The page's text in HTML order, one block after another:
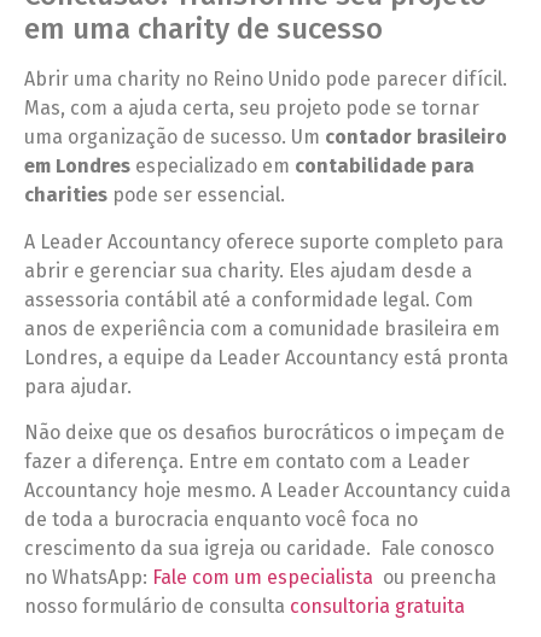
em uma charity de sucesso
Abrir uma charity no Reino Unido pode parecer difícil.
Mas, com a ajuda certa, seu projeto pode se tornar
uma organização de sucesso. Um contador brasileiro
em Londres especializado em contabilidade para
charities pode ser essencial.
A Leader Accountancy oferece suporte completo para
abrir e gerenciar sua charity. Eles ajudam desde a
assessoria contábil até a conformidade legal. Com
anos de experiência com a comunidade brasileira em
Londres, a equipe da Leader Accountancy está pronta
para ajudar.
Não deixe que os desafios burocráticos o impeçam de
fazer a diferença. Entre em contato com a Leader
Accountancy hoje mesmo. A Leader Accountancy cuida
de toda a burocracia enquanto você foca no
crescimento da sua igreja ou caridade. Fale conosco
no WhatsApp: Fale com um especialista ou preencha
nosso formulário de consulta consultoria gratuita